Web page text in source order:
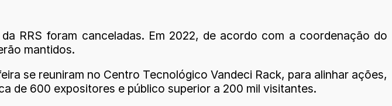
RRS foram canceladas. Em 2022, de acordo com a coordenação do
mantidos.
se reuniram no Centro Tecnológico Vandeci Rack, para alinhar ações,
de 600 expositores e público superior a 200 mil visitantes.